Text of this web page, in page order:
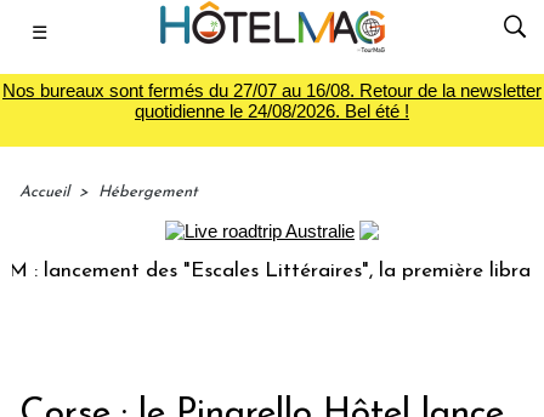
☰
Nos bureaux sont fermés du 27/07 au 16/08. Retour de la newsletter
quotidienne le 24/08/2026. Bel été !
Accueil > Hébergement
lancement des "Escales Littéraires", la première librairie